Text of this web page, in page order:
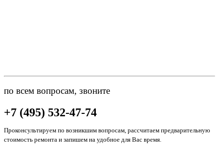
по всем вопросам, звоните
+7 (495) 532-47-74
Проконсультируем по возникшим вопросам, рассчитаем предварительную
стоимость ремонта и запишем на удобное для Вас время.